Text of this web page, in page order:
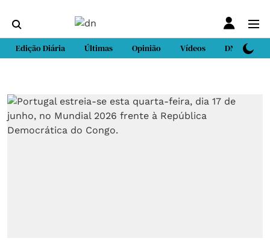
Edição Diária Últimas Opinião Vídeos DN Sport